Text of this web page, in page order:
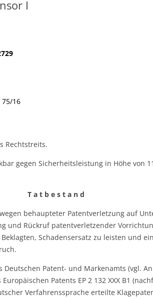
I
75/16
Rechtstreits.
gegen Sicherheitsleistung in Höhe von
T a t b e s t a n d
behaupteter Patentverletzung auf
und Rückruf patentverletzender
Schadensersatz zu leisten und
Patent- und Markenamts (vgl.
Patents EP 2 132 XXX B1
Verfahrenssprache erteilte